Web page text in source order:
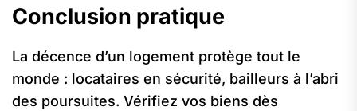
Conclusion pratique
La décence d’un logement protège tout le
monde : locataires en sécurité, bailleurs à l’abri
des poursuites. Vérifiez vos biens dès